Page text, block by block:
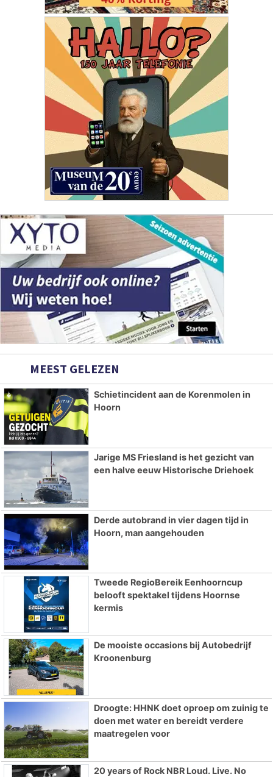
MEEST GELEZEN
Schietincident aan de Korenmolen in
Hoorn
Jarige MS Friesland is het gezicht van
een halve eeuw Historische Driehoek
Derde autobrand in vier dagen tijd in
Hoorn, man aangehouden
Tweede RegioBereik Eenhoorncup
belooft spektakel tijdens Hoornse
kermis
De mooiste occasions bij Autobedrijf
Kroonenburg
Droogte: HHNK doet oproep om zuinig te
doen met water en bereidt verdere
maatregelen voor
20 years of Rock NBR Loud. Live. No